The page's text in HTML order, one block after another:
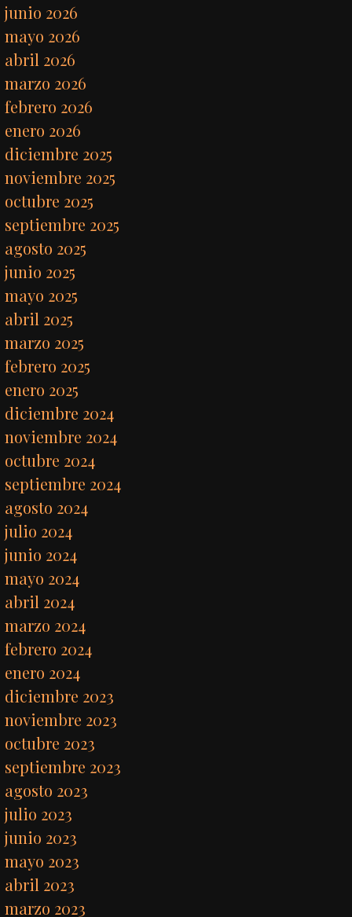
junio 2026
mayo 2026
abril 2026
marzo 2026
febrero 2026
enero 2026
diciembre 2025
noviembre 2025
octubre 2025
septiembre 2025
agosto 2025
junio 2025
mayo 2025
abril 2025
marzo 2025
febrero 2025
enero 2025
diciembre 2024
noviembre 2024
octubre 2024
septiembre 2024
agosto 2024
julio 2024
junio 2024
mayo 2024
abril 2024
marzo 2024
febrero 2024
enero 2024
diciembre 2023
noviembre 2023
octubre 2023
septiembre 2023
agosto 2023
julio 2023
junio 2023
mayo 2023
abril 2023
marzo 2023